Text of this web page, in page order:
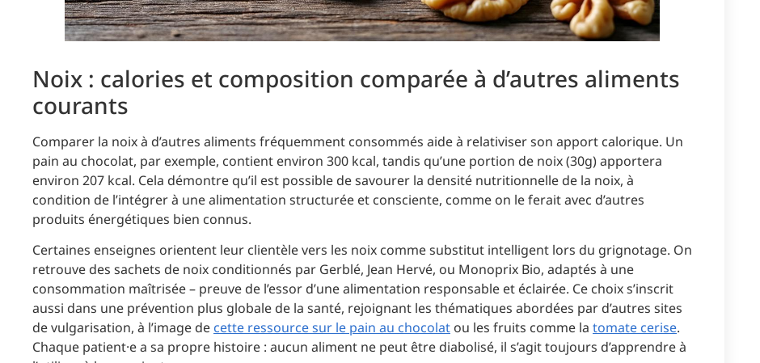
Noix : calories et composition comparée à d’autres aliments
courants
Comparer la noix à d’autres aliments fréquemment consommés aide à relativiser son apport calorique. Un
pain au chocolat, par exemple, contient environ 300 kcal, tandis qu’une portion de noix (30g) apportera
environ 207 kcal. Cela démontre qu’il est possible de savourer la densité nutritionnelle de la noix, à
condition de l’intégrer à une alimentation structurée et consciente, comme on le ferait avec d’autres
produits énergétiques bien connus.
Certaines enseignes orientent leur clientèle vers les noix comme substitut intelligent lors du grignotage. On
retrouve des sachets de noix conditionnés par Gerblé, Jean Hervé, ou Monoprix Bio, adaptés à une
consommation maîtrisée – preuve de l’essor d’une alimentation responsable et éclairée. Ce choix s’inscrit
aussi dans une prévention plus globale de la santé, rejoignant les thématiques abordées par d’autres sites
de vulgarisation, à l’image de cette ressource sur le pain au chocolat ou les fruits comme la tomate cerise.
Chaque patient·e a sa propre histoire : aucun aliment ne peut être diabolisé, il s’agit toujours d’apprendre à